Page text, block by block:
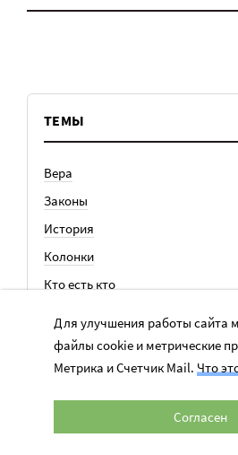
ТЕМЫ
Вера
Законы
История
Колонки
Кто есть кто
Медицина
Ноу-хау
Для улучшения работы сайта
файлы cookie и метрические
Метрика и Счетчик Mail. Что
Согласен